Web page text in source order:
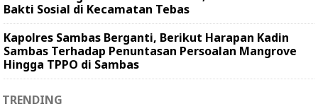
Bakti Sosial di Kecamatan Tebas
Kapolres Sambas Berganti, Berikut Harapan Kadin
Sambas Terhadap Penuntasan Persoalan Mangrove
Hingga TPPO di Sambas
TRENDING